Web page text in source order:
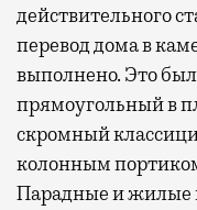
действительного
перевод дома в
выполнено. Это
прямоугольный в
скромный
колонным
Парадные и жилые